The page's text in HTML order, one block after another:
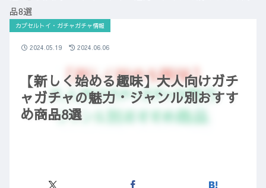
品8選
【新しく始める趣味】大人向けガチ
ャガチャの魅力・ジャンル別おすす
め商品8選
カプセルトイ・ガチャガチャ情報
2024.05.19 2024.06.06